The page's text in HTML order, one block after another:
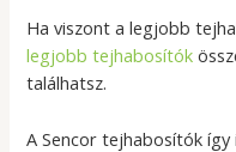
Ha viszont a legjobb
legjobb tejhabosítók
találhatsz.
A Sencor tejhabosítók